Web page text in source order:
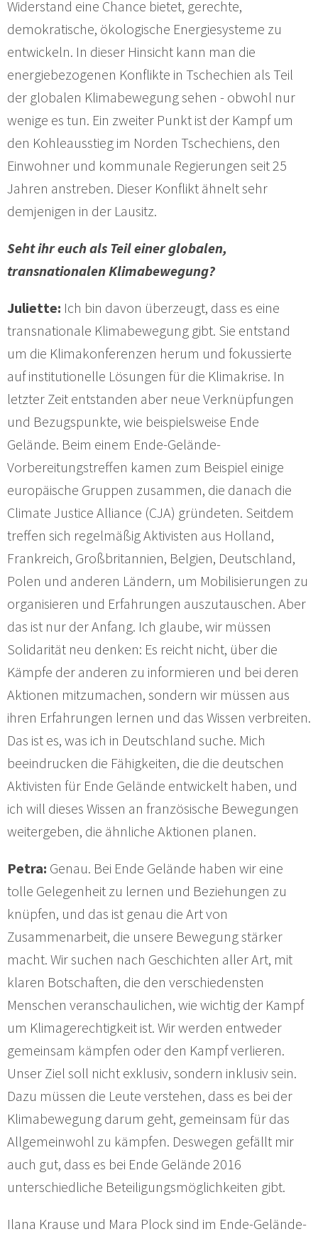
Widerstand eine Chance bietet, gerechte,
demokratische, ökologische Energiesysteme zu
entwickeln. In dieser Hinsicht kann man die
energiebezogenen Konflikte in Tschechien als Teil
der globalen Klimabewegung sehen - obwohl nur
wenige es tun. Ein zweiter Punkt ist der Kampf um
den Kohleausstieg im Norden Tschechiens, den
Einwohner und kommunale Regierungen seit 25
Jahren anstreben. Dieser Konflikt ähnelt sehr
demjenigen in der Lausitz.
Seht ihr euch als Teil einer globalen,
transnationalen Klimabewegung?
Juliette: Ich bin davon überzeugt, dass es eine
transnationale Klimabewegung gibt. Sie entstand
um die Klimakonferenzen herum und fokussierte
auf institutionelle Lösungen für die Klimakrise. In
letzter Zeit entstanden aber neue Verknüpfungen
und Bezugspunkte, wie beispielsweise Ende
Gelände. Beim einem Ende-Gelände-
Vorbereitungstreffen kamen zum Beispiel einige
europäische Gruppen zusammen, die danach die
Climate Justice Alliance (CJA) gründeten. Seitdem
treffen sich regelmäßig Aktivisten aus Holland,
Frankreich, Großbritannien, Belgien, Deutschland,
Polen und anderen Ländern, um Mobilisierungen zu
organisieren und Erfahrungen auszutauschen. Aber
das ist nur der Anfang. Ich glaube, wir müssen
Solidarität neu denken: Es reicht nicht, über die
Kämpfe der anderen zu informieren und bei deren
Aktionen mitzumachen, sondern wir müssen aus
ihren Erfahrungen lernen und das Wissen verbreiten.
Das ist es, was ich in Deutschland suche. Mich
beeindrucken die Fähigkeiten, die die deutschen
Aktivisten für Ende Gelände entwickelt haben, und
ich will dieses Wissen an französische Bewegungen
weitergeben, die ähnliche Aktionen planen.
Petra: Genau. Bei Ende Gelände haben wir eine
tolle Gelegenheit zu lernen und Beziehungen zu
knüpfen, und das ist genau die Art von
Zusammenarbeit, die unsere Bewegung stärker
macht. Wir suchen nach Geschichten aller Art, mit
klaren Botschaften, die den verschiedensten
Menschen veranschaulichen, wie wichtig der Kampf
um Klimagerechtigkeit ist. Wir werden entweder
gemeinsam kämpfen oder den Kampf verlieren.
Unser Ziel soll nicht exklusiv, sondern inklusiv sein.
Dazu müssen die Leute verstehen, dass es bei der
Klimabewegung darum geht, gemeinsam für das
Allgemeinwohl zu kämpfen. Deswegen gefällt mir
auch gut, dass es bei Ende Gelände 2016
unterschiedliche Beteiligungsmöglichkeiten gibt.
Ilana Krause und Mara Plock sind im Ende-Gelände-